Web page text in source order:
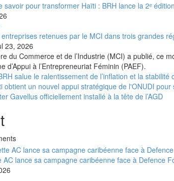
savoir pour transformer Haïti : BRH lance la 2ᵉ
entreprises retenues par le MCI dans trois grandes
23, 2026
du Commerce et de l’Industrie (MCI) a publié, ce
d’Appui à l’Entrepreneuriat Féminin (PAEF).
salue le ralentissement de l’inflation et la
obtient un nouvel appui stratégique de l'ONUDI
Gavellus officiellement installé à la tête de l’AGD
AC lance sa campagne caribéenne face à Defence